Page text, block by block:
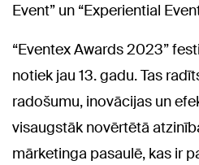
Event” un “Experiential
“Eventex Awards 2023”
notiek jau 13. gadu. Tas
radošumu, inovācijas un
visaugstāk novērtētā
mārketinga pasaulē, kas ir